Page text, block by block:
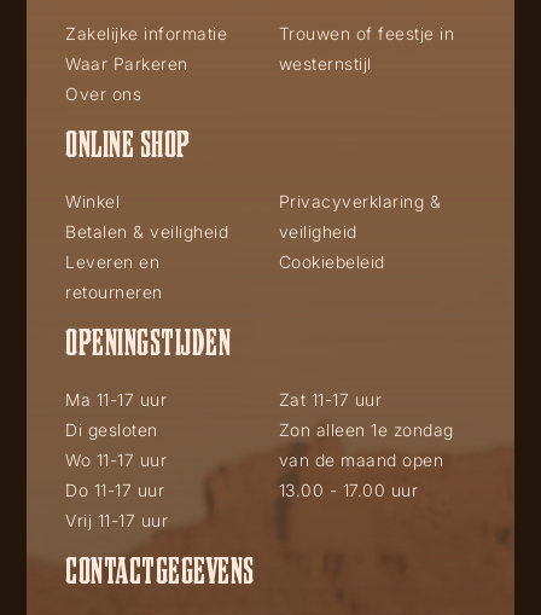
Zakelijke informatie
Waar Parkeren
Over ons
Trouwen of feestje in
westernstijl
ONLINE SHOP
Winkel
Betalen & veiligheid
Leveren en
retourneren
Privacyverklaring &
veiligheid
Cookiebeleid
OPENINGSTIJDEN
Ma 11-17 uur
Di gesloten
Wo 11-17 uur
Do 11-17 uur
Vrij 11-17 uur
Zat 11-17 uur
Zon alleen 1e zondag
van de maand open
13.00 - 17.00 uur
CONTACTGEGEVENS